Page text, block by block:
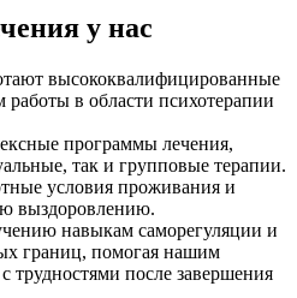
у нас
высококвалифицированные
в области психотерапии
программы лечения,
так и групповые терапии.
условия проживания и
выздоровлению.
навыкам саморегуляции и
границ, помогая нашим
трудностями после завершения